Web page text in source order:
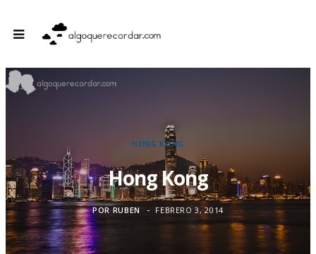
HONG KONG
Hong Kong
POR RUBEN FEBRERO 3, 2014